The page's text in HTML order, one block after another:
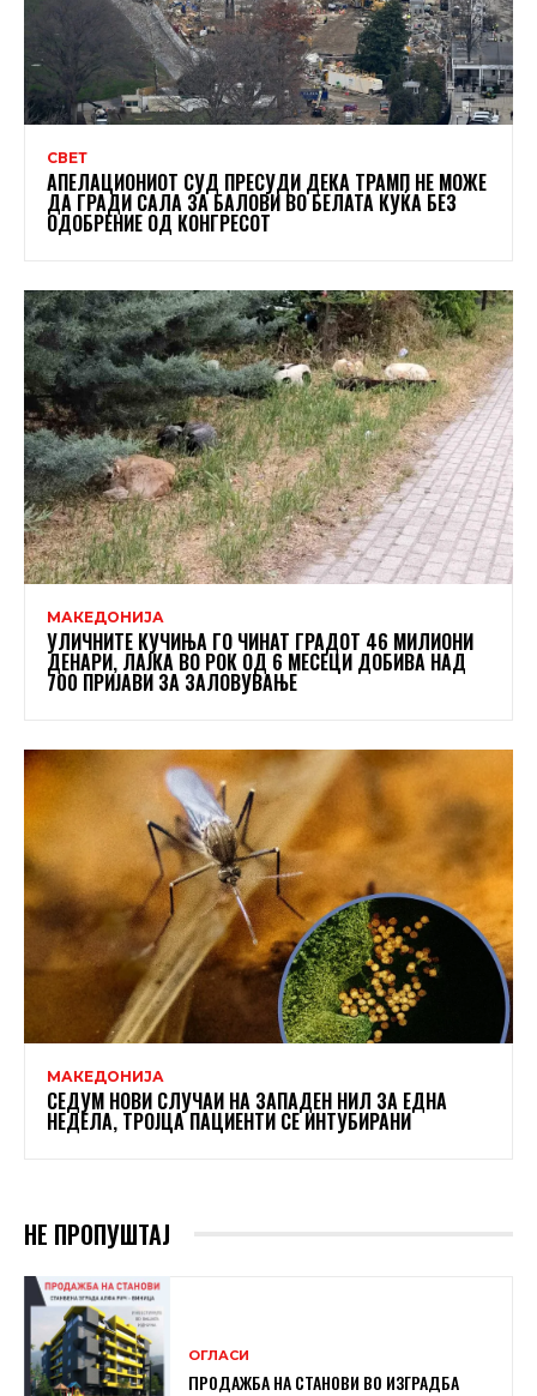
СВЕТ
АПЕЛАЦИОНИОТ СУД ПРЕСУДИ ДЕКА ТРАМП НЕ МОЖЕ
ДА ГРАДИ САЛА ЗА БАЛОВИ ВО БЕЛАТА КУЌА БЕЗ
ОДОБРЕНИЕ ОД КОНГРЕСОТ
МАКЕДОНИЈА
УЛИЧНИТЕ КУЧИЊА ГО ЧИНАТ ГРАДОТ 46 МИЛИОНИ
ДЕНАРИ, ЛАЈКА ВО РОК ОД 6 МЕСЕЦИ ДОБИВА НАД
700 ПРИЈАВИ ЗА ЗАЛОВУВАЊЕ
МАКЕДОНИЈА
СЕДУМ НОВИ СЛУЧАИ НА ЗАПАДЕН НИЛ ЗА ЕДНА
НЕДЕЛА, ТРОЈЦА ПАЦИЕНТИ СЕ ИНТУБИРАНИ
НЕ ПРОПУШТАЈ
ОГЛАСИ
ПРОДАЖБА НА СТАНОВИ ВО ИЗГРАДБА